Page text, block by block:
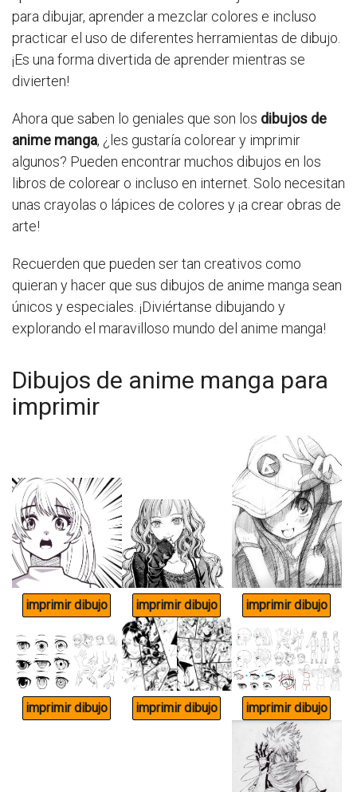
para dibujar, aprender a mezclar colores e incluso
practicar el uso de diferentes herramientas de dibujo.
¡Es una forma divertida de aprender mientras se
divierten!
Ahora que saben lo geniales que son los dibujos de
anime manga, ¿les gustaría colorear y imprimir
algunos? Pueden encontrar muchos dibujos en los
libros de colorear o incluso en internet. Solo necesitan
unas crayolas o lápices de colores y ¡a crear obras de
arte!
Recuerden que pueden ser tan creativos como
quieran y hacer que sus dibujos de anime manga sean
únicos y especiales. ¡Diviértanse dibujando y
explorando el maravilloso mundo del anime manga!
Dibujos de anime manga para
imprimir